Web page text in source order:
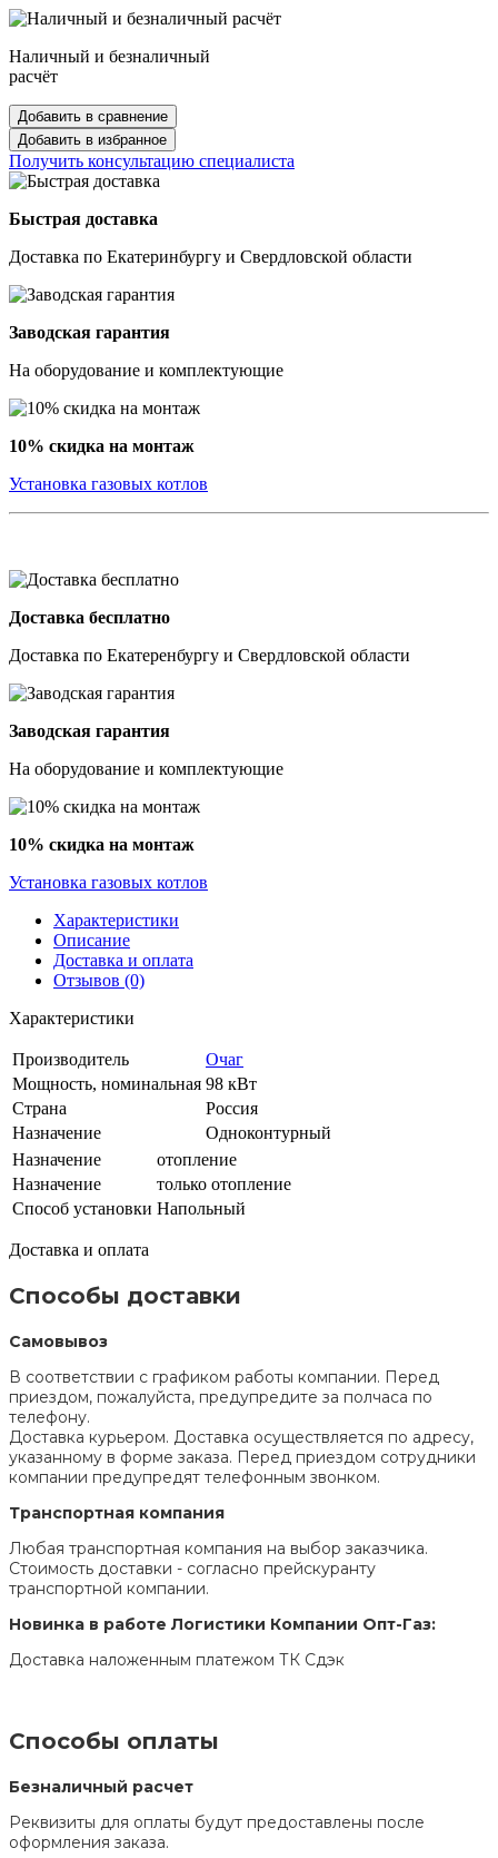
Наличный и безналичный
расчёт
Добавить в сравнение
Добавить в избранное
Получить консультацию специалиста
Быстрая доставка
Доставка по Екатеринбургу и Свердловской области
Заводская гарантия
На оборудование и комплектующие
10% скидка на монтаж
Установка газовых котлов
Доставка бесплатно
Доставка по Екатеренбургу и Свердловской области
Заводская гарантия
На оборудование и комплектующие
10% скидка на монтаж
Установка газовых котлов
Характеристики
Описание
Доставка и оплата
Отзывов (0)
Характеристики
Производитель
Очаг
Мощность, номинальная 98 кВт
Страна
Россия
Назначение
Одноконтурный
Назначение
отопление
Назначение
только отопление
Способ установки Напольный
Доставка и оплата
Способы доставки
Самовывоз
В соответствии с графиком работы компании. Перед
приездом, пожалуйста, предупредите за полчаса по
телефону.
Доставка курьером. Доставка осуществляется по адресу,
указанному в форме заказа. Перед приездом сотрудники
компании предупредят телефонным звонком.
Транспортная компания
Любая транспортная компания на выбор заказчика.
Стоимость доставки - согласно прейскуранту
транспортной компании.
Новинка в работе Логистики Компании Опт-Газ:
Доставка наложенным платежом ТК Сдэк
Способы оплаты
Безналичный расчет
Реквизиты для оплаты будут предоставлены после
оформления заказа.